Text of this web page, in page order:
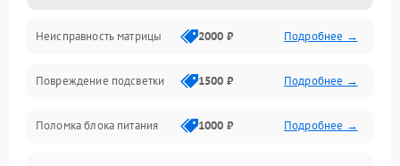
Прочие неисправности
Неисправность звука
Механические повреждения
Неисправность матрицы 2000 ₽ Подробнее →
Повреждение подсветки 1500 ₽ Подробнее →
Поломка блока питания 1000 ₽ Подробнее →